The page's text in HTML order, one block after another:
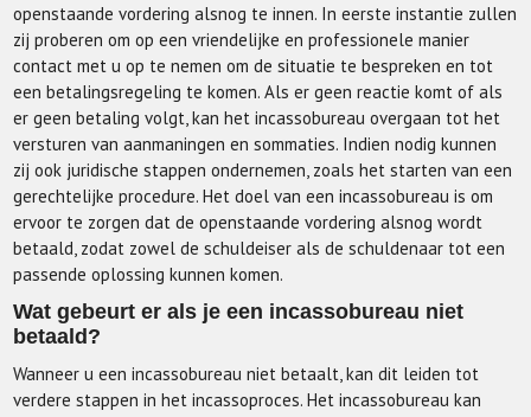
openstaande vordering alsnog te innen. In eerste instantie zullen
zij proberen om op een vriendelijke en professionele manier
contact met u op te nemen om de situatie te bespreken en tot
een betalingsregeling te komen. Als er geen reactie komt of als
er geen betaling volgt, kan het incassobureau overgaan tot het
versturen van aanmaningen en sommaties. Indien nodig kunnen
zij ook juridische stappen ondernemen, zoals het starten van een
gerechtelijke procedure. Het doel van een incassobureau is om
ervoor te zorgen dat de openstaande vordering alsnog wordt
betaald, zodat zowel de schuldeiser als de schuldenaar tot een
passende oplossing kunnen komen.
Wat gebeurt er als je een incassobureau niet
betaald?
Wanneer u een incassobureau niet betaalt, kan dit leiden tot
verdere stappen in het incassoproces. Het incassobureau kan